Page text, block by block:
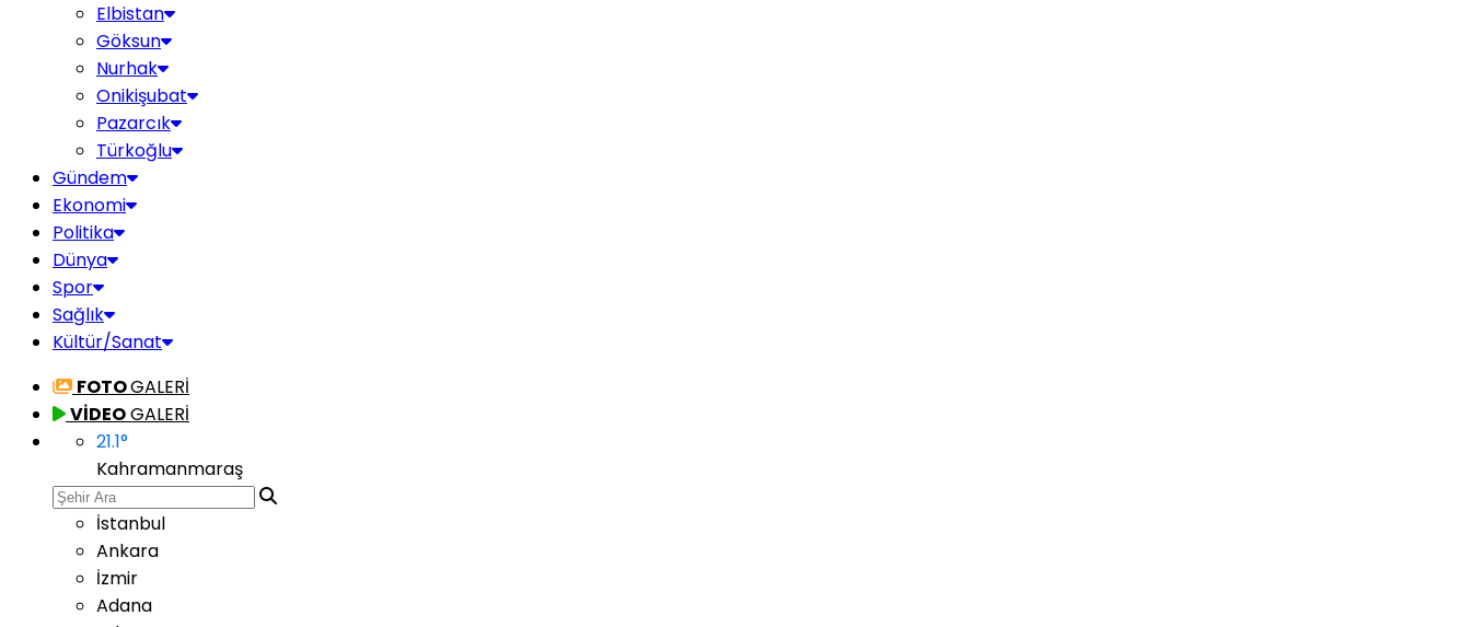
Elbistan
Göksun
Nurhak
Onikişubat
Pazarcık
Türkoğlu
Gündem
Ekonomi
Politika
Dünya
Spor
Sağlık
Kültür/Sanat
FOTOGALERİ
VİDEOGALERİ
21.1°
Kahramanmaraş
İstanbul
Ankara
İzmir
Adana